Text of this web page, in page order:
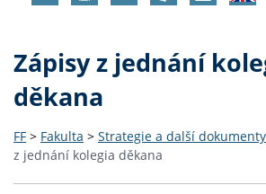
Zápisy z jednání
děkana
FF > Fakulta > Strategie a další dokumenty
z jednání kolegia děkana